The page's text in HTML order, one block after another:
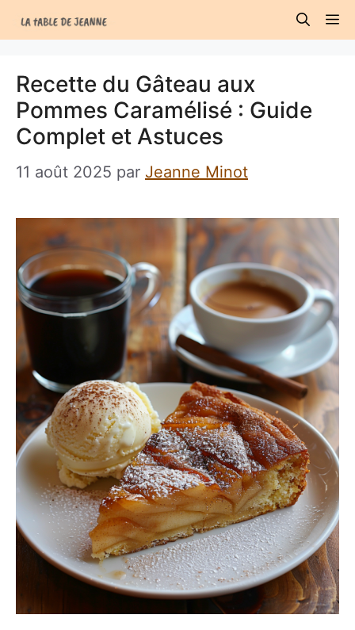
au
Recette du Gâteau aux
Pommes Caramélisé : Guide
Complet et Astuces
11 août 2025 par Jeanne Minot